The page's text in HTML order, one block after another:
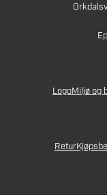
LogoMiljø og
Retur